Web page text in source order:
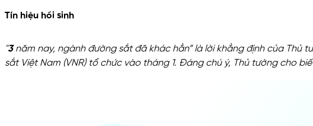
Tín hiệu hồi sinh
"3năm nay, ngành đường sắt đã khác hẳn” là lời khẳng định của Thủ
sắt Việt Nam (VNR) tổ chức vào tháng 1. Đáng chú ý, Thủ tướng cho